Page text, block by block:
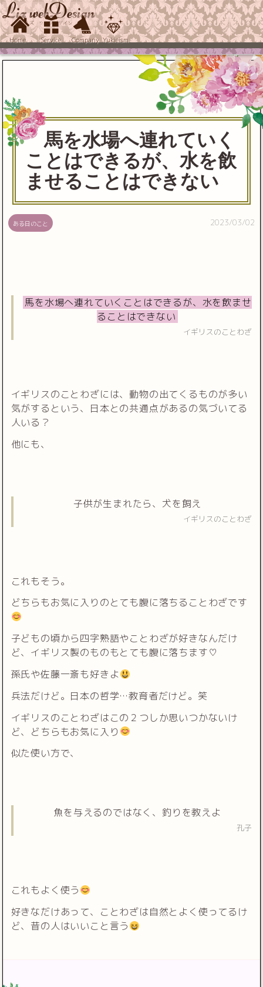
Home Service Company Yukieism
馬を水場へ連れていく
ことはできるが、水を飲
ませることはできない
ある日のこと 2023/03/02
馬を水場へ連れていくことはできるが、水を飲ませ
ることはできない
イギリスのことわざ
イギリスのことわざには、動物の出てくるものが多い
気がするという、日本との共通点があるの気づいてる
人いる？
他にも、
子供が生まれたら、犬を飼え
イギリスのことわざ
これもそう。
どちらもお気に入りのとても腹に落ちることわざです
子どもの頃から四字熟語やことわざが好きなんだけ
ど、イギリス製のものもとても腹に落ちます♡
孫氏や佐藤一斎も好きよ
兵法だけど。日本の哲学…教育者だけど。笑
イギリスのことわざはこの２つしか思いつかないけ
ど、どちらもお気に入り
似た使い方で、
魚を与えるのではなく、釣りを教えよ
孔子
これもよく使う
好きなだけあって、ことわざは自然とよく使ってるけ
ど、昔の人はいいこと言う